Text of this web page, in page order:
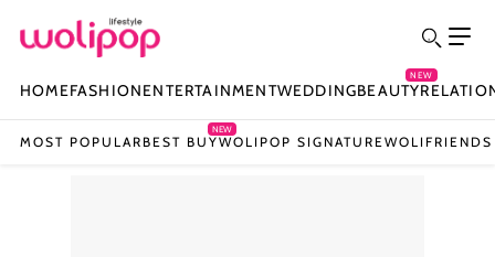
HOMEFASHIONENTERTAINMENTWEDDINGBEAUTY
NEW
MOST POPULAR BEST BUY
NEW
WOLIPOP SIGNATUREWOLIFRIENDS